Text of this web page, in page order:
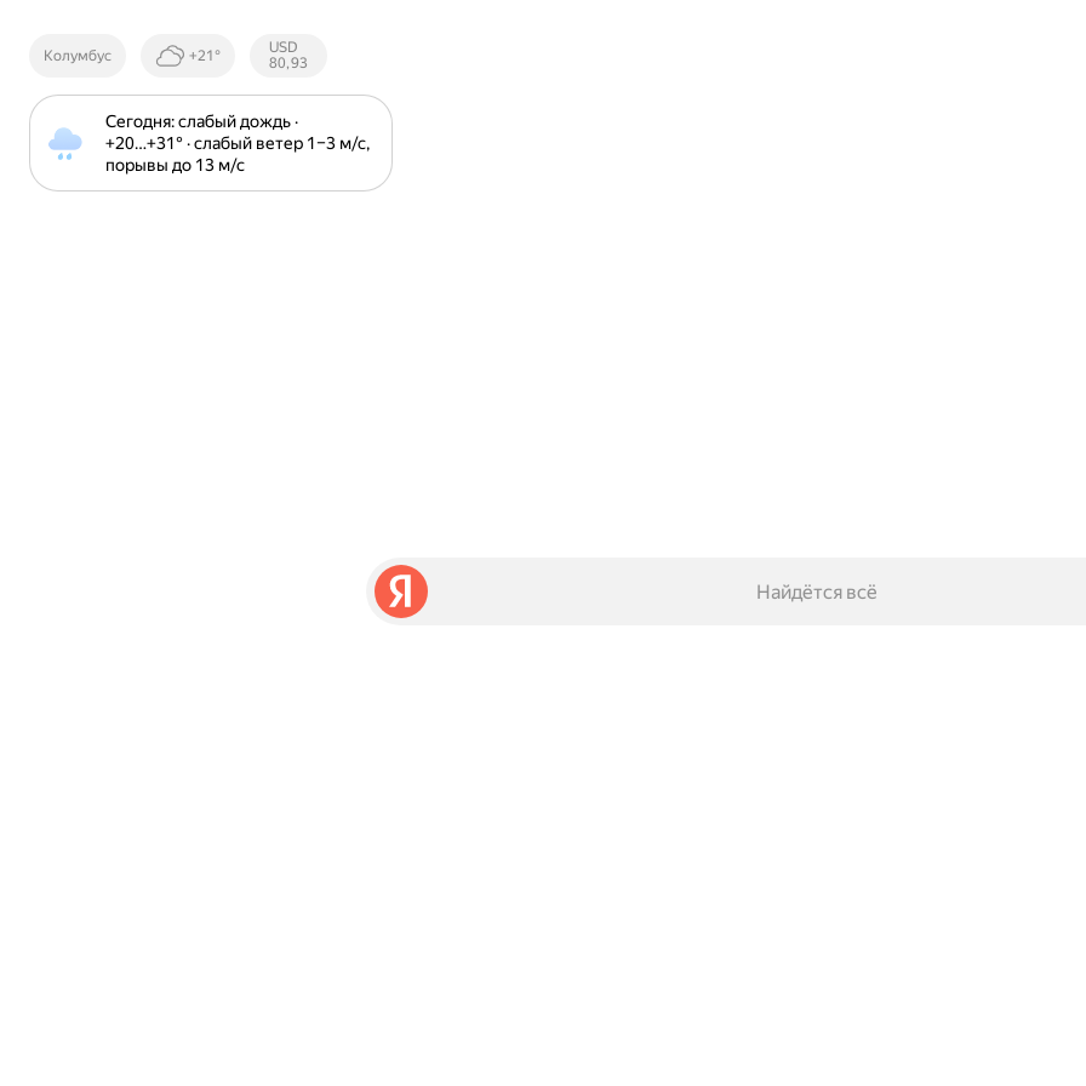
Колумбус +21°
Курсы ЦБ
РФ
USD
80,93
Сегодня: слабый дождь ·
+20⁠…⁠+31⁠° · слабый ветер 1⁠–⁠3 м⁠/⁠с,
порывы до 13 м⁠/⁠с